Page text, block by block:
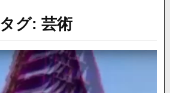
タグ: 芸術